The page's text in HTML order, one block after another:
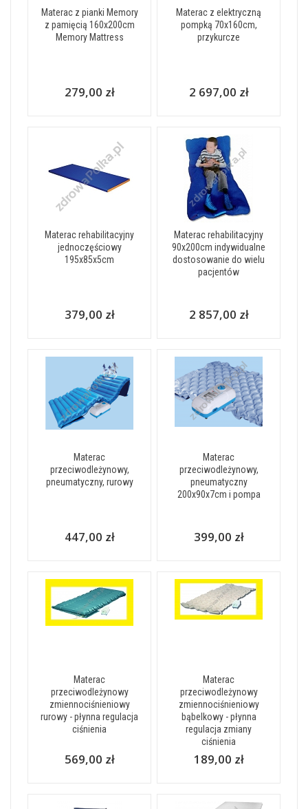
Materac z pianki Memory
z pamięcią 160x200cm
Memory Mattress
279,00 zł
Materac z elektryczną
pompką 70x160cm,
przykurcze
2 697,00 zł
Materac rehabilitacyjny
jednoczęściowy
195x85x5cm
379,00 zł
Materac rehabilitacyjny
90x200cm indywidualne
dostosowanie do wielu
pacjentów
2 857,00 zł
Materac
przeciwodleżynowy,
pneumatyczny, rurowy
447,00 zł
Materac
przeciwodleżynowy,
pneumatyczny
200x90x7cm i pompa
399,00 zł
Materac
przeciwodleżynowy
zmiennociśnieniowy
rurowy - płynna regulacja
ciśnienia
569,00 zł
Materac
przeciwodleżynowy
zmiennociśnieniowy
bąbelkowy - płynna
regulacja zmiany
ciśnienia
189,00 zł